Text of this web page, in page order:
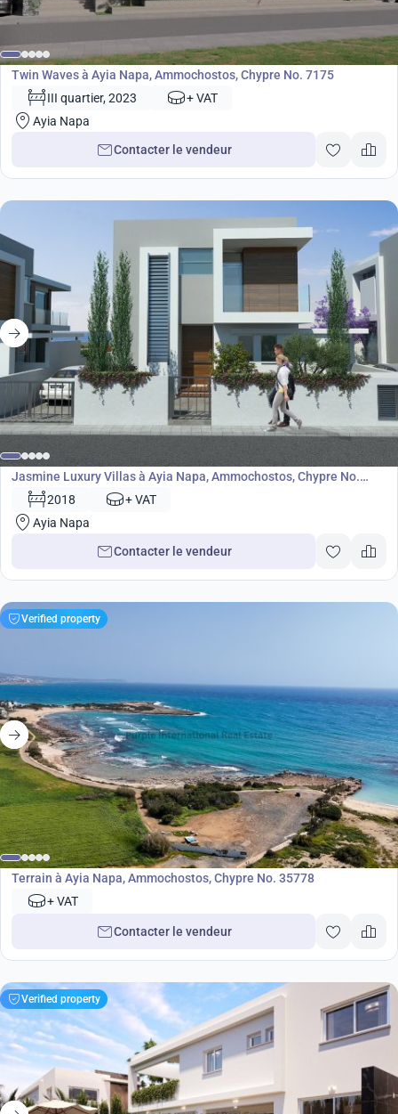
Développement
Twin Waves à Ayia Napa, Ammochostos, Chypre No. 7175
III quartier, 2023
+ VAT
Ayia Napa
Contacter le vendeur
Développement
Jasmine Luxury Villas à Ayia Napa, Ammochostos, Chypre No.
7092 2018
+ VAT
Ayia Napa
Contacter le vendeur
Verified property
€4 450 000
Terrain
Terrain à Ayia Napa, Ammochostos, Chypre No. 35778
+ VAT
Contacter le vendeur
Verified property